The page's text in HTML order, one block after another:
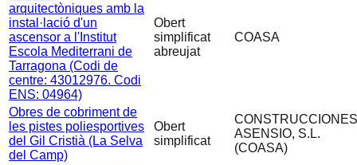
arquitectòniques amb la
instal·lació d'un
ascensor a l'Institut
Escola Mediterrani de
Tarragona (Codi de
centre: 43012976. Codi
ENS: 04964)
Obert
simplificat
abreujat
COASA
Obres de cobriment de
les pistes poliesportives
del Gil Cristià (La Selva
del Camp)
Obert
simplificat
CONSTRUCCIONES
ASENSIO, S.L.
(COASA)